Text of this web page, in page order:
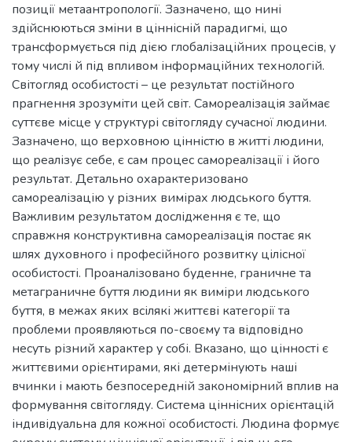
позиції метаантропології. Зазначено, що нині
здійснюються зміни в ціннісній парадигмі, що
трансформується під дією глобалізаційних процесів, у
тому числі й під впливом інформаційних технологій.
Світогляд особистості – це результат постійного
прагнення зрозуміти цей світ. Самореалізація займає
суттєве місце у структурі світогляду сучасної людини.
Зазначено, що верховною цінністю в житті людини,
що реалізує себе, є сам процес самореалізації і його
результат. Детально охарактеризовано
самореалізацію у різних вимірах людського буття.
Важливим результатом дослідження є те, що
справжня конструктивна самореалізація постає як
шлях духовного і професійного розвитку цілісної
особистості. Проаналізовано буденне, граничне та
метаграничне буття людини як виміри людського
буття, в межах яких всілякі життєві категорії та
проблеми проявляються по-своєму та відповідно
несуть різний характер у собі. Вказано, що цінності є
життєвими орієнтирами, які детермінують наші
вчинки і мають безпосередній закономірний вплив на
формування світогляду. Система ціннісних орієнтацій
індивідуальна для кожної особистості. Людина формує